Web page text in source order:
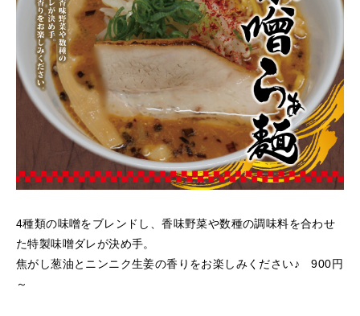
4種類の味噌をブレンドし、香味野菜や数種の調味料を合わせ
た特製味噌ダレが決め手。
焦がし葱油とニンニク生姜の香りをお楽しみください♪ 900円
～